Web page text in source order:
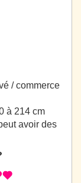
/ commerce
à 214 cm
avoir des